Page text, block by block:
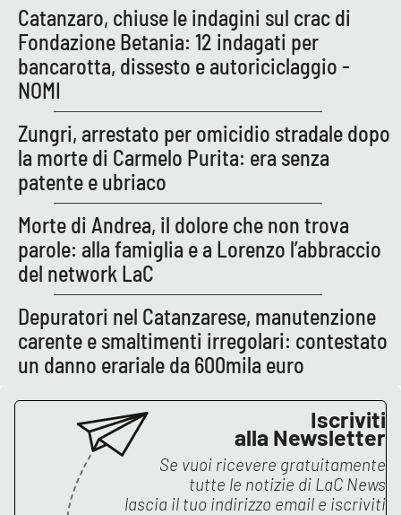
Ilreggino.it
Cosenzachannel.it
Ilvibonese.it
Catanzarochannel.it
APP
Android
Apple
Catanzaro, chiuse le indagini sul crac di
Fondazione Betania: 12 indagati per
bancarotta, dissesto e autoriciclaggio -
NOMI
Zungri, arrestato per omicidio stradale dopo
la morte di Carmelo Purita: era senza
patente e ubriaco
Morte di Andrea, il dolore che non trova
parole: alla famiglia e a Lorenzo l’abbraccio
del network LaC
Depuratori nel Catanzarese, manutenzione
carente e smaltimenti irregolari: contestato
un danno erariale da 600mila euro
Iscriviti
alla Newsletter
Se vuoi ricevere gratuitamente
tutte le notizie di LaC News
lascia il tuo indirizzo email e iscriviti